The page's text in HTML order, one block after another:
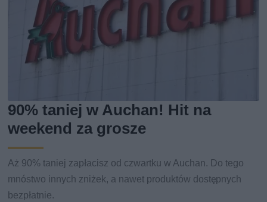
90% taniej w Auchan! Hit na
weekend za grosze
Aż 90% taniej zapłacisz od czwartku w Auchan. Do tego
mnóstwo innych zniżek, a nawet produktów dostępnych
bezpłatnie.